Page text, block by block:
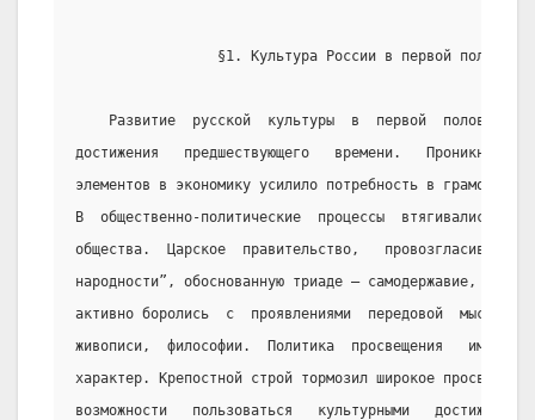
§1. Культура России в первой половине
Развитие  русской  культуры  в  первой  половине
достижения   предшествующего   времени.
элементов в экономику усилило потребность в грамотных
В  общественно-политические  процессы  втягивались
общества.  Царское  правительство,   провозгласившее
народности”, обоснованную триаде – самодержавие,
активно боролись  с  проявлениями  передовой  мысли
живописи,  философии.  Политика  просвещения   имела
характер. Крепостной строй тормозил широкое
возможности   пользоваться   культурными